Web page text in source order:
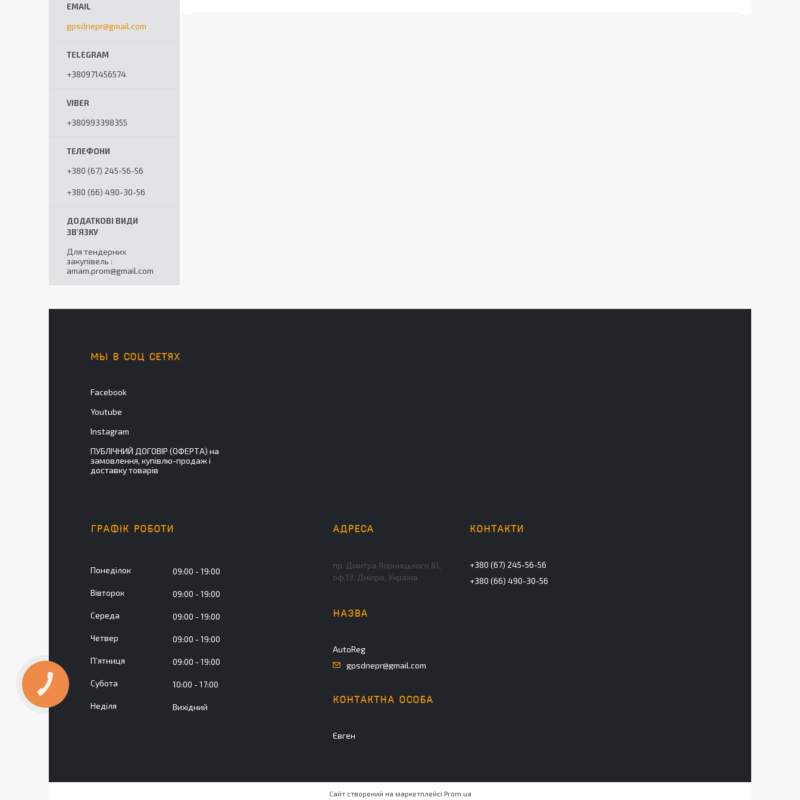
gpsdnepr@gmail.com
+380971456574
+380993398355
+380 (67) 245-56-56
+380 (66) 490-30-56
Для тендерних
закупівель
amam.prom@gmail.com
МЫ В СОЦ СЕТЯХ
Facebook
Youtube
Instagram
ПУБЛІЧНИЙ ДОГОВІР (ОФЕРТА) на
замовлення, купівлю-продаж і
доставку товарів
ГРАФІК РОБОТИ
Понеділок 09:00 19:00
Вівторок 09:00 19:00
Середа 09:00 19:00
Четвер 09:00 19:00
Пʼятниця 09:00 19:00
Субота 10:00 17:00
Неділя Вихідний
пр. Дмитра Яорницького 81,
оф.13, Дніпро, Україна
AutoReg
gpsdnepr@gmail.com
Євген
+380 (67) 245-56-56
+380 (66) 490-30-56
Сайт створений на маркетплейсі Prom.ua
КНОПКА
ЗВ'ЯЗКУ